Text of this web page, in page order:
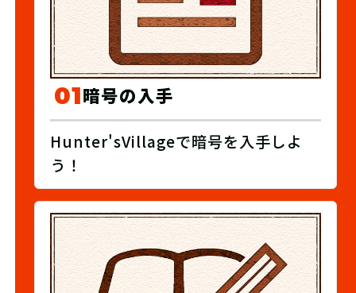
01暗号の入手
Hunter'sVillageで暗号を入手しよ
う！